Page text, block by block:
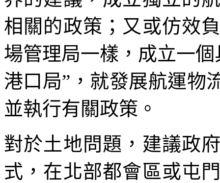
相關的政策；又或仿效
場管理局一樣，成立一
港口局”，就發展航運物
並執行有關政策。
對於土地問題，建議政
式，在北部都會區或屯